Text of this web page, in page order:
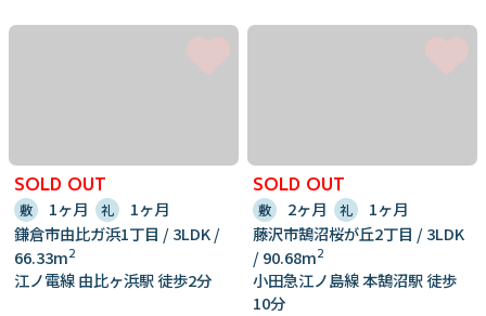
SOLD OUT
敷 1ヶ月 礼
1ヶ月
鎌倉市由比ガ浜1丁目 / 3LDK /
66.33m2
江ノ電線 由比ヶ浜駅 徒歩2分
SOLD OUT
敷 2ヶ月 礼
1ヶ月
藤沢市鵠沼桜が丘2丁目 / 3LDK
/ 90.68m2
小田急江ノ島線 本鵠沼駅 徒歩
10分